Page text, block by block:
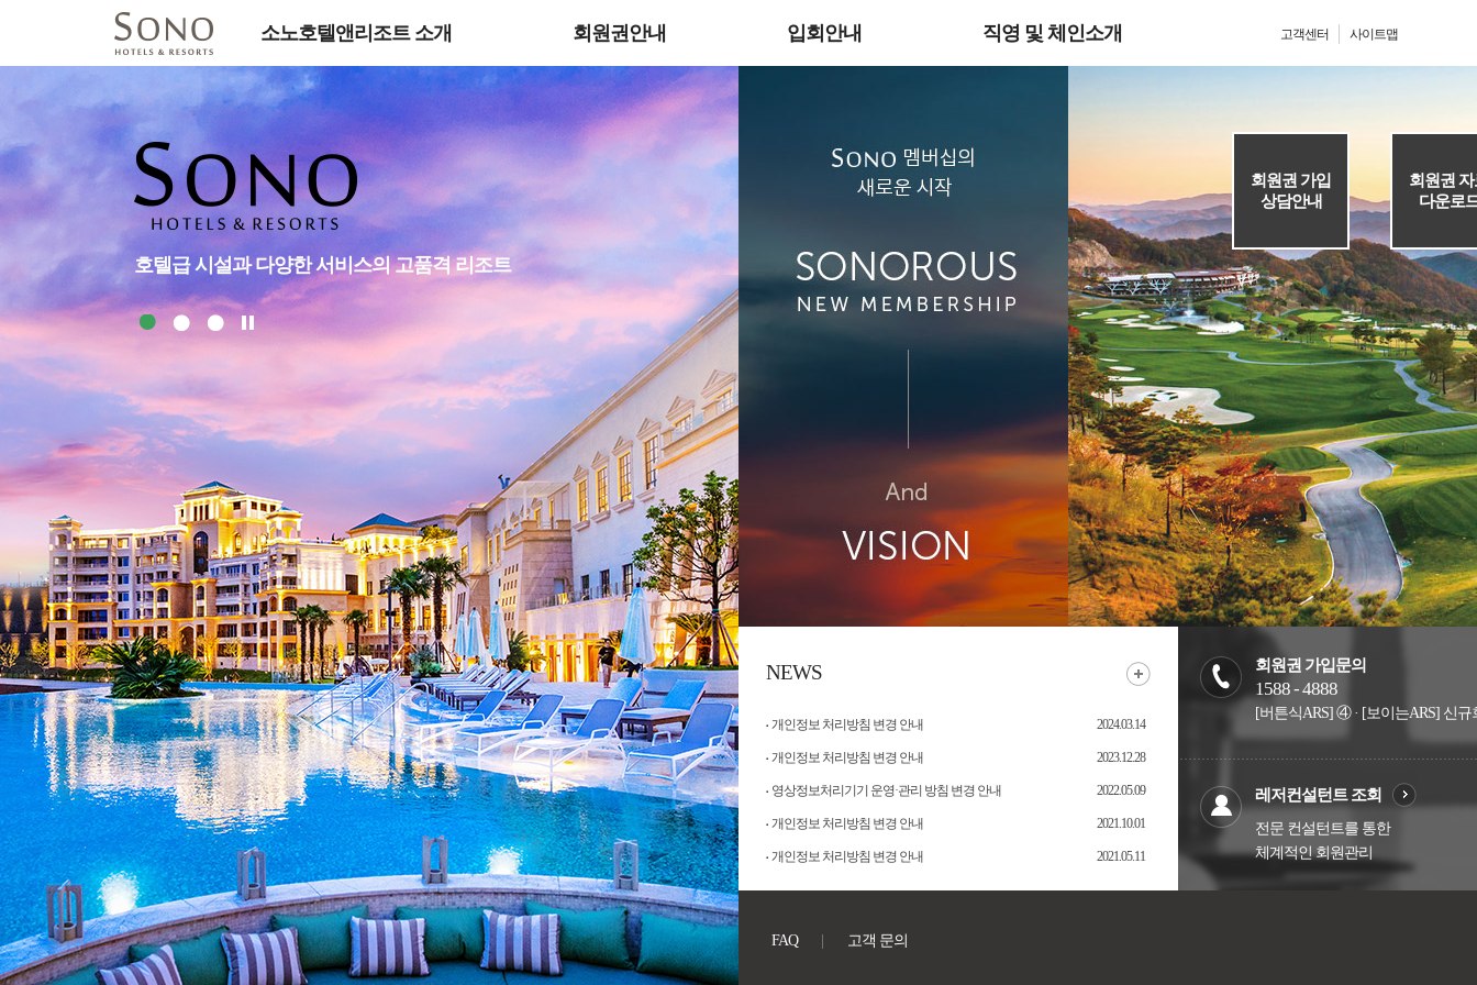
고객센터 사이트맵
소노호텔앤리조트 소개 회원권안내 입회안내 직영 및 체인소개
호텔급 시설과 다양한 서비스의 고품격 리조트
회원권 가입
상담안내
회원권 자
다운로
NEWS
개인정보 처리방침 변경 안내 2024.03.14
개인정보 처리방침 변경 안내 2023.12.28
영상정보처리기기 운영·관리 방침 변경 안내 2022.05.09
개인정보 처리방침 변경 안내 2021.10.01
개인정보 처리방침 변경 안내 2021.05.11
회원권 가입문의
1588 - 4888
[버튼식ARS] ④ · [보이는ARS] 신규
레저컨설턴트 조회
전문 컨설턴트를 통한
체계적인 회원관리
FAQ 고객 문의